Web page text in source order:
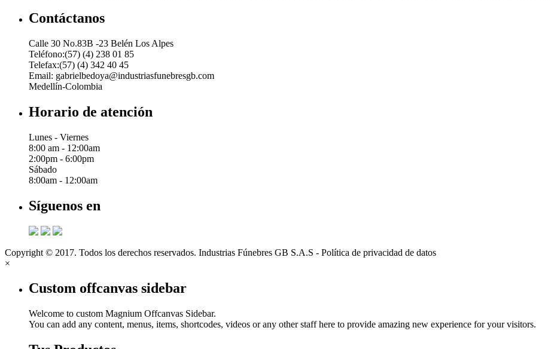
Contáctanos
Calle 30 No.83B -23 Belén Los Alpes
Teléfono:(57) (4) 238 01 85
Telefax:(57) (4) 342 40 45
Email: gabrielbedoya@industriasfunebresgb.com
Medellín-Colombia
Horario de atención
Lunes - Viernes
8:00 am - 12:00am
2:00pm - 6:00pm
Sábado
8:00am - 12:00am
Síguenos en
Copyright © 2017. Todos los derechos reservados. Industrias Fúnebres GB S.A.S - Política de privacidad de datos
×
Custom offcanvas sidebar
Welcome to custom Magnium Offcanvas Sidebar.
You can add any content, menus, items, shortcodes, videos or any other staff here to provide amazing new experience for your visitors.